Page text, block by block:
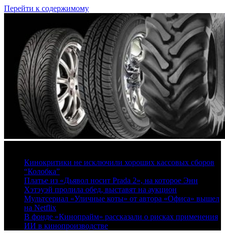
Перейти к содержимому
Кинокритики не исключили хороших кассовых сборов
“Колобка”
Платье из «Дьявол носит Prada 2», на которое Энн
Хэтэуэй пролила обед, выставят на аукцион
Мультсериал «Уличные коты» от автора «Офиса» вышел
на Netflix
В фонде «Кинопрайм» рассказали о рисках применения
ИИ в кинопроизводстве